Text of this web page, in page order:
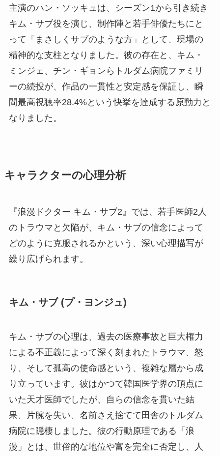
主演のハン・ソッキュは、シーズン1から引き続き
キム・サブ役を演じ、制作陣と若手俳優たちにと
って「まさしくサブのような方」として、現場の
精神的な支柱となりました。彼の存在と、キム・
ミンジェ、チン・ギョンらトルダム病院ファミリ
ーの続投が、作品の一貫性と安定感を保証し、瞬
間最高視聴率28.4%という快挙を達成する原動力と
なりました。
キャラクターの心理分析
『浪漫ドクター キム・サブ2』では、若手医師2人
のトラウマと欠陥が、キム・サブの信念によって
どのように克服されるかという、深い心理描写が
繰り広げられます。
キム・サブ (プ・ヨンジュ)
キム・サブの心理は、過去の医療事故と巨大権力
による不正義によって深く刻まれたトラウマ、怒
り、そして孤高の使命感という、複雑な層から成
り立っています。彼はかつて韓国医学界の頂点に
いた天才医師でしたが、自らの信念を貫いた結
果、片腕を失い、名前さえ捨てて田舎のトルダム
病院に隠棲しました。彼の行動原理である「浪
漫」とは、世俗的な地位や富を完全に否定し、人